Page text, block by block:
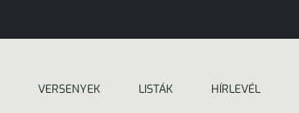
VERSENYEK LISTÁK HÍRLEVÉL